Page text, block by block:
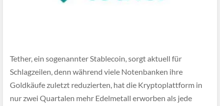
Tether, ein sogenannter Stablecoin, sorgt aktuell für
Schlagzeilen, denn während viele Notenbanken ihre
Goldkäufe zuletzt reduzierten, hat die Kryptoplattform in
nur zwei Quartalen mehr Edelmetall erworben als jede